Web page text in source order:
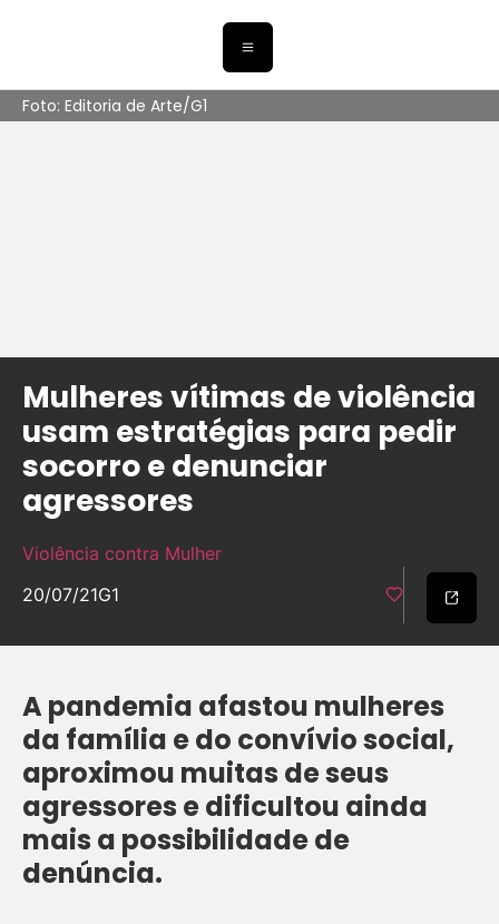
Foto: Editoria de Arte/G1
Mulheres vítimas de violência
usam estratégias para pedir
socorro e denunciar
agressores
Violência contra Mulher
20/07/21G1
A pandemia afastou mulheres
da família e do convívio social,
aproximou muitas de seus
agressores e dificultou ainda
mais a possibilidade de
denúncia.